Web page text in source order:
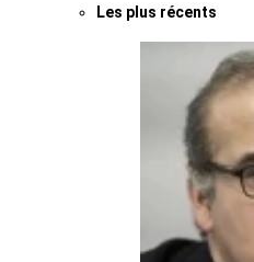
Les plus récents